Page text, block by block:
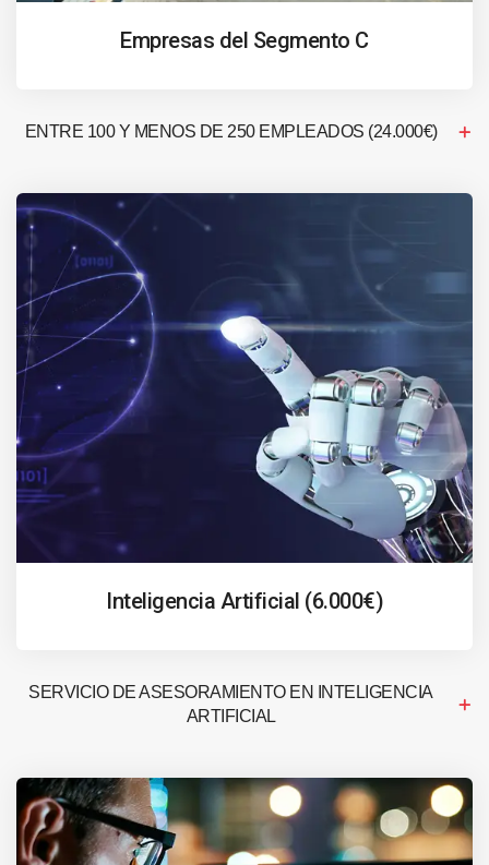
Empresas del Segmento C
ENTRE 100 Y MENOS DE 250 EMPLEADOS (24.000€)
Inteligencia Artificial (6.000€)
SERVICIO DE ASESORAMIENTO EN INTELIGENCIA
ARTIFICIAL